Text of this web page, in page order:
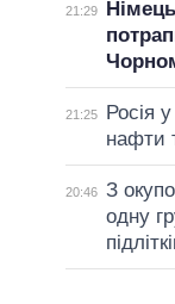
21:29
21:25
Росія
нафти
20:46 З
одну